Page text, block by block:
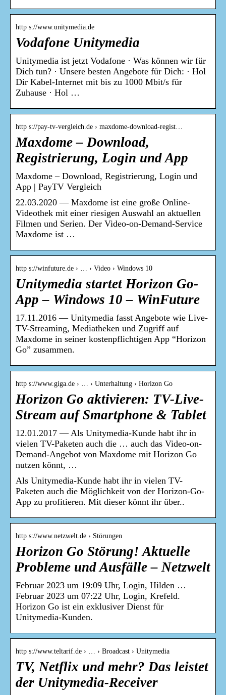
http s://www.unitymedia.de
Vodafone Unitymedia
Unitymedia ist jetzt Vodafone · Was können wir für
Dich tun? · Unsere besten Angebote für Dich: · Hol
Dir Kabel-Internet mit bis zu 1000 Mbit/s für
Zuhause · Hol …
http s://pay-tv-vergleich.de › maxdome-download-regist…
Maxdome – Download,
Registrierung, Login und App
Maxdome – Download, Registrierung, Login und
App | PayTV Vergleich
22.03.2020 — Maxdome ist eine große Online-
Videothek mit einer riesigen Auswahl an aktuellen
Filmen und Serien. Der Video-on-Demand-Service
Maxdome ist …
http s://winfuture.de › … › Video › Windows 10
Unitymedia startet Horizon Go-
App – Windows 10 – WinFuture
17.11.2016 — Unitymedia fasst Angebote wie Live-
TV-Streaming, Mediatheken und Zugriff auf
Maxdome in seiner kostenpflichtigen App “Horizon
Go” zusammen.
http s://www.giga.de › … › Unterhaltung › Horizon Go
Horizon Go aktivieren: TV-Live-
Stream auf Smartphone & Tablet
12.01.2017 — Als Unitymedia-Kunde habt ihr in
vielen TV-Paketen auch die … auch das Video-on-
Demand-Angebot von Maxdome mit Horizon Go
nutzen könnt, …
Als Unitymedia-Kunde habt ihr in vielen TV-
Paketen auch die Möglichkeit von der Horizon-Go-
App zu profitieren. Mit dieser könnt ihr über..
http s://www.netzwelt.de › Störungen
Horizon Go Störung! Aktuelle
Probleme und Ausfälle – Netzwelt
Februar 2023 um 19:09 Uhr, Login, Hilden …
Februar 2023 um 07:22 Uhr, Login, Krefeld.
Horizon Go ist ein exklusiver Dienst für
Unitymedia-Kunden.
http s://www.teltarif.de › … › Broadcast › Unitymedia
TV, Netflix und mehr? Das leistet
der Unitymedia-Receiver